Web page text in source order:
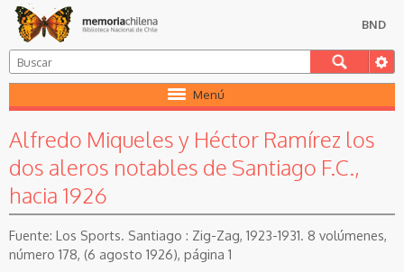
BND
Menú
Alfredo Miqueles y Héctor Ramírez los
dos aleros notables de Santiago F.C.,
hacia 1926
Los Sports. Santiago : Zig-Zag, 1923-1931. 8 volúmenes,
número 178, (6 agosto 1926), página 1